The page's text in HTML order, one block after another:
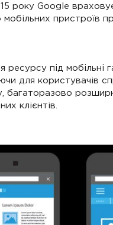
року Google
пристроїв
ресурсу під мобільні
для користувачів
багаторазово
клієнтів.